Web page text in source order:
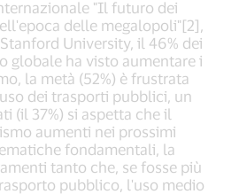
"Il futuro dei
delle megalopoli"[2],
University, il 46% dei
globale ha visto aumentare i
la metà (52%) è frustrata
dei trasporti pubblici, un
(il 37%) si aspetta che il
aumenti nei prossimi
fondamentali, la
tanto che, se fosse più
pubblico, l'uso medio